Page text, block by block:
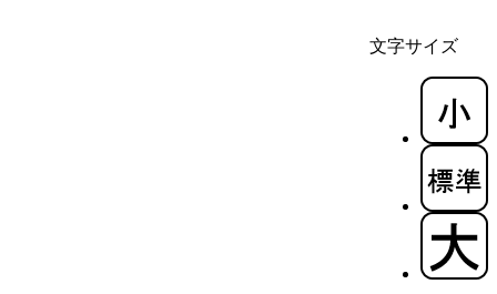
文字サイズ